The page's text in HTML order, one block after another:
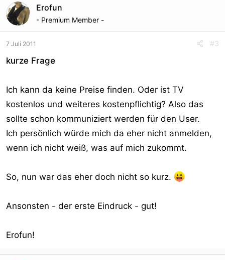
Erofun
- Premium Member -
7 Juli 2011 #3
kurze Frage
Ich kann da keine Preise finden. Oder ist TV
kostenlos und weiteres kostenpflichtig? Also das
sollte schon kommuniziert werden für den User.
Ich persönlich würde mich da eher nicht anmelden,
wenn ich nicht weiß, was auf mich zukommt.
So, nun war das eher doch nicht so kurz.
Ansonsten - der erste Eindruck - gut!
Erofun!